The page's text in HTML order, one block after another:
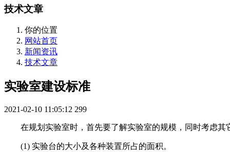
技术文章
你的位置
网站首页
新闻资讯
技术文章
实验室建设标准
2021-02-10 11:05:12 299
在规划实验室时，首先要了解实验室的规模，同时考虑其
(1) 实验台的大小及各种装置所占的面积。